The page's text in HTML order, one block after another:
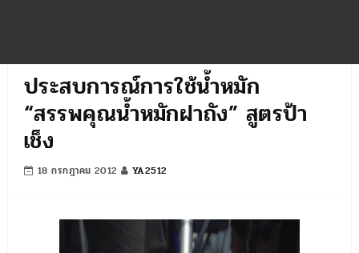
ประสบการณ์การใช้น้ำหมัก
“สรรพคุณน้ำหมักฝาถัง” สูตรป้า
เช็ง
18 กรกฎาคม 2012 YA2512